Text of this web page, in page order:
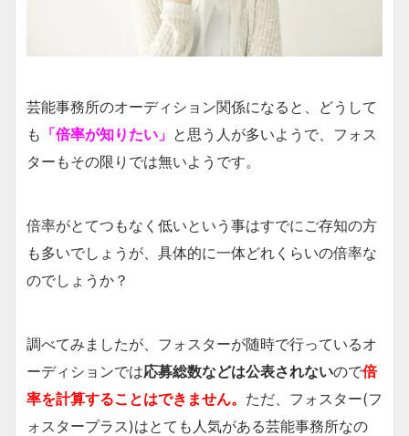
芸能事務所のオーディション関係になると、どうして
も 「倍率が知りたい」 と思う人が多いようで、フォス
ターもその限りでは無いようです。
倍率がとてつもなく低いという事はすでにご存知の方
も多いでしょうが、具体的に一体どれくらいの倍率な
のでしょうか？
調べてみましたが、フォスターが随時で行っているオ
ーディションでは応募総数などは公表されないので倍
率を計算することはできません。 ただ、フォスター(フ
ォスタープラス)はとても人気がある芸能事務所なの